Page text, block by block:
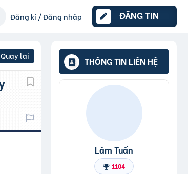
Đăng kí / Đăng nhập ĐĂNG TIN
Quay lại THÔNG TIN LIÊN HỆ
Lâm Tuấn
1104